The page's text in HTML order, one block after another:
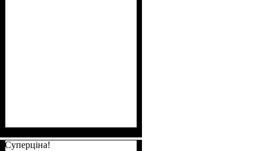
Суперціна!